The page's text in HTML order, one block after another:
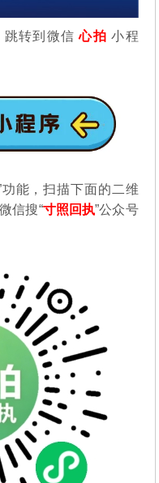
跳转到微信心拍小程
功能，扫描下面的二维
信搜“寸照回执”公众号